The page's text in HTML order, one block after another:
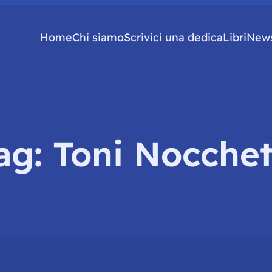
HomeChi siamoScrivici una dedicaLibri
Toni